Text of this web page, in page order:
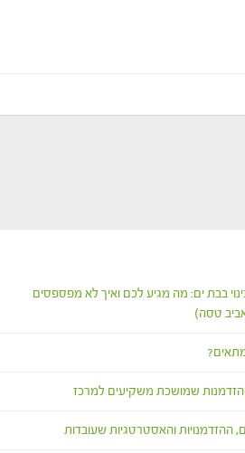
בינוי בבת ים: מה מגיע לכם ואיך לא מפספסים
ההזדמנויות והאסטרטגיות שעובדות